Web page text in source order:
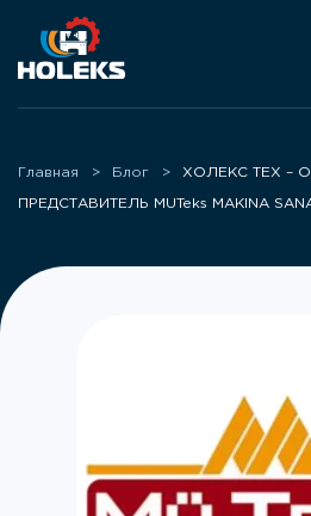
Skip to main content
Главная Блог ХОЛЕКС ТЕХ –
ПРЕДСТАВИТЕЛЬ MUTeks MAKINA